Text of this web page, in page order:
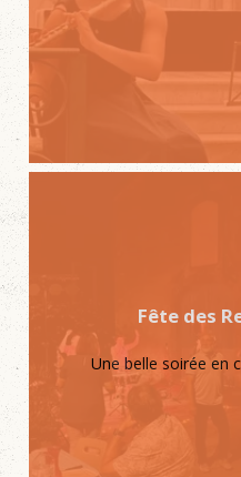
Fête des
Une belle soirée en